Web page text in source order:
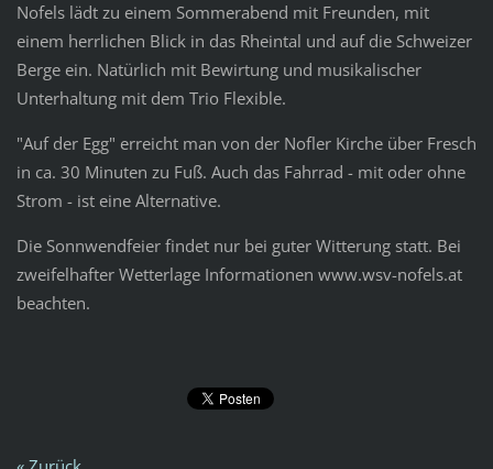
Nofels lädt zu einem Sommerabend mit Freunden, mit
einem herrlichen Blick in das Rheintal und auf die Schweizer
Berge ein. Natürlich mit Bewirtung und musikalischer
Unterhaltung mit dem Trio Flexible.
"Auf der Egg" erreicht man von der Nofler Kirche über Fresch
in ca. 30 Minuten zu Fuß. Auch das Fahrrad - mit oder ohne
Strom - ist eine Alternative.
Die Sonnwendfeier findet nur bei guter Witterung statt. Bei
zweifelhafter Wetterlage Informationen www.wsv-nofels.at
beachten.